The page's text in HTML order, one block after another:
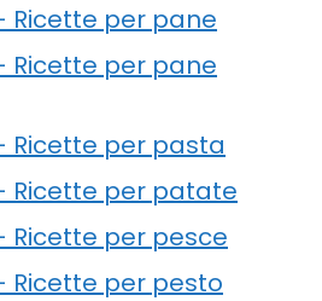
Ricette per pane
Ricette per pane
Ricette per pasta
Ricette per patate
Ricette per pesce
Ricette per pesto